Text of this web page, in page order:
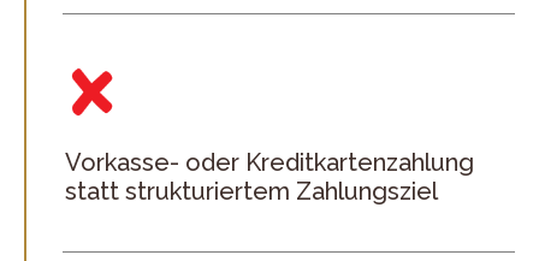
Vorkasse- oder Kreditkartenzahlung
statt strukturiertem Zahlungsziel